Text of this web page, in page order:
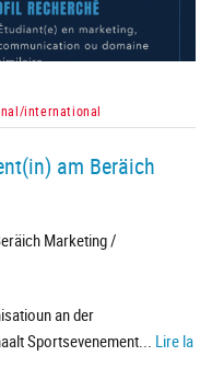
international
am Beräich
Marketing /
an der
Sportsevenement... Lire la